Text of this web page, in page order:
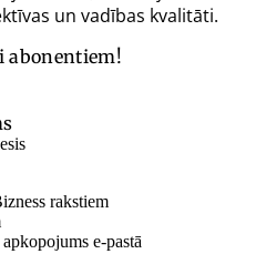
un vadības kvalitāti.
abonentiem!
rakstiem
e-pastā